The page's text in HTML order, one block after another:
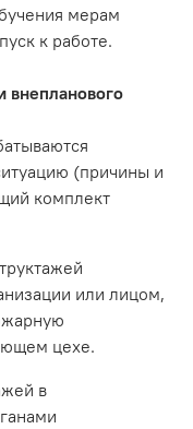
мерам
к работе.
внепланового
(причины и
комплект
или лицом,
цехе.
в